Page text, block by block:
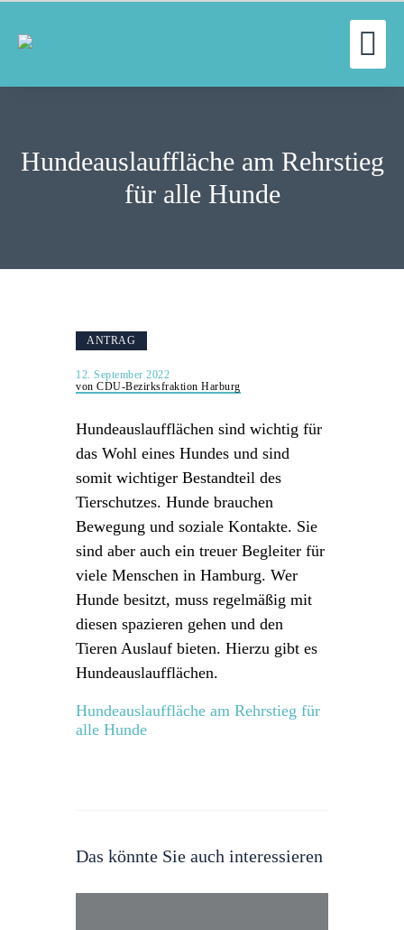
Hundeauslauffläche am Rehrstieg
für alle Hunde
UNSERE ARBEIT
AUSSCHÜSSE
KONTAKT
ANTRAG
12. September 2022
von CDU-Bezirksfraktion Harburg
Hundeauslaufflächen sind wichtig für
das Wohl eines Hundes und sind
somit wichtiger Bestandteil des
Tierschutzes. Hunde brauchen
Bewegung und soziale Kontakte. Sie
sind aber auch ein treuer Begleiter für
viele Menschen in Hamburg. Wer
Hunde besitzt, muss regelmäßig mit
diesen spazieren gehen und den
Tieren Auslauf bieten. Hierzu gibt es
Hundeauslaufflächen.
Hundeauslauffläche am Rehrstieg für
alle Hunde
Das könnte Sie auch interessieren